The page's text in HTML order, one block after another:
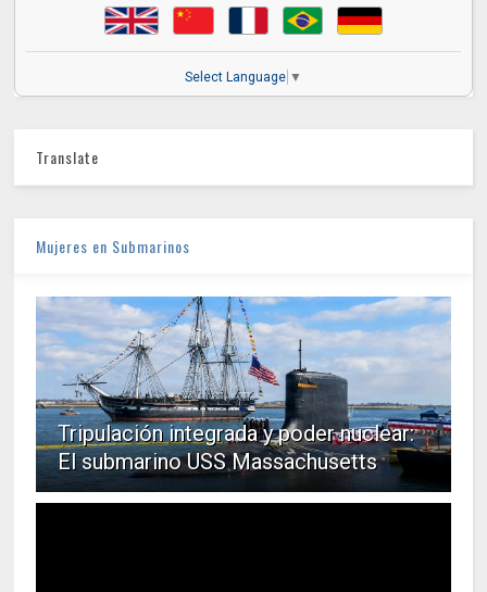
Select Language ▼
Translate
Mujeres en Submarinos
Tripulación integrada y poder nuclear:
El submarino USS Massachusetts